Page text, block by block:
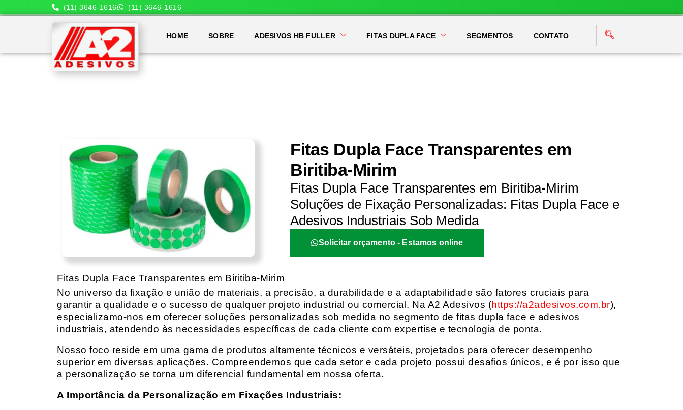
(11) 3646-1616 (11) 3646-1616
HOME SOBRE ADESIVOS HB FULLER FITAS DUPLA FACE SEGMENTOS CONTATO
Fitas Dupla Face Transparentes em
Biritiba-Mirim
Fitas Dupla Face Transparentes em Biritiba-Mirim
Soluções de Fixação Personalizadas: Fitas Dupla Face e
Adesivos Industriais Sob Medida
Solicitar orçamento - Estamos online
Fitas Dupla Face Transparentes em Biritiba-Mirim
No universo da fixação e união de materiais, a precisão, a durabilidade e a adaptabilidade são fatores cruciais para
garantir a qualidade e o sucesso de qualquer projeto industrial ou comercial. Na A2 Adesivos (https://a2adesivos.com.br),
especializamo-nos em oferecer soluções personalizadas sob medida no segmento de fitas dupla face e adesivos
industriais, atendendo às necessidades específicas de cada cliente com expertise e tecnologia de ponta.
Nosso foco reside em uma gama de produtos altamente técnicos e versáteis, projetados para oferecer desempenho
superior em diversas aplicações. Compreendemos que cada setor e cada projeto possui desafios únicos, e é por isso que
a personalização se torna um diferencial fundamental em nossa oferta.
A Importância da Personalização em Fixações Industriais: